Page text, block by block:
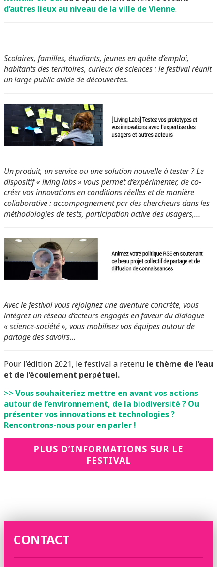
d’autres lieux au niveau de la ville de Vienne.
Scolaires, familles, étudiants, jeunes en quête d’emploi,
habitants des territoires, curieux de sciences : le festival réunit
un large public avide de découvertes.
Un produit, un service ou une solution nouvelle à tester ? Le
dispositif « living labs » vous permet d’expérimenter, de co-
créer vos innovations en conditions réelles et de manière
collaborative : accompagnement par des chercheurs dans les
méthodologies de tests, participation active des usagers,…
Avec le festival vous rejoignez une aventure concrète, vous
intégrez un réseau d’acteurs engagés en faveur du dialogue
« science-société », vous mobilisez vos équipes autour de
partage des savoirs…
Pour l’édition 2021, le festival a retenu le thème de l’eau
et de l’écoulement perpétuel.
>> Vous souhaiteriez mettre en avant vos actions
autour de l’environnement, de la biodiversité ? Ou
présenter vos innovations et technologies ?
Rencontrons-nous pour en parler !
PLUS D’INFORMATIONS SUR LE
FESTIVAL
CONTACT